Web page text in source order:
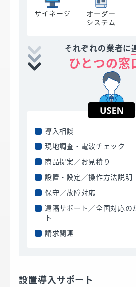
それぞれの業者に
ひとつの窓
導入相談
現地調査・電波チェック
商品提案／お見積り
設置・設定／操作方法説明
保守／故障対応
遠隔サポート／全国対応の
ト
請求関連
設置導入サポート